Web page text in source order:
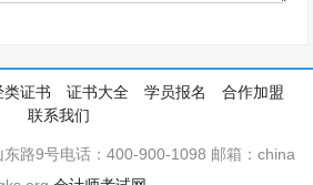
类证书 证书大全 学员报名
合作加盟
联系我们
路9号电话：400-900-1098 邮箱：china